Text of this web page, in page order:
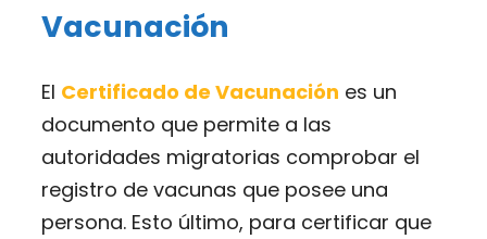
Vacunación
El Certificado de Vacunación es un
documento que permite a las
autoridades migratorias comprobar el
registro de vacunas que posee una
persona. Esto último, para certificar que